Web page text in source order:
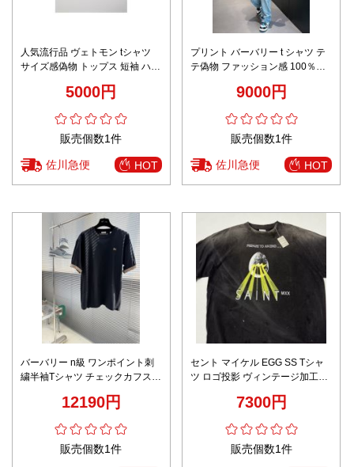
人気流行品 ヴェトモン tシャツ
サイズ感偽物 トップス 短袖 ハー
5000円
販売個数1件
佐川急便 HOT
プリント バーバリー t シャツ テ
テ偽物 ファッション感 100％綿
9000円
販売個数1件
佐川急便 HOT
バーバリー n級 ワンポイント刺
繍半袖Tシャツ チェックカフスデ
12190円
販売個数1件
セント マイケル EGG SS Tシャ
ツ ロゴ投影 ヴィンテージ加工
販 高再現度 レビュー高リピ率
7300円
販売個数1件